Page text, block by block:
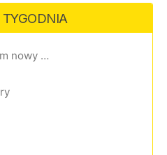
TYGODNIA
Spider-Man. Całkiem nowy dzień